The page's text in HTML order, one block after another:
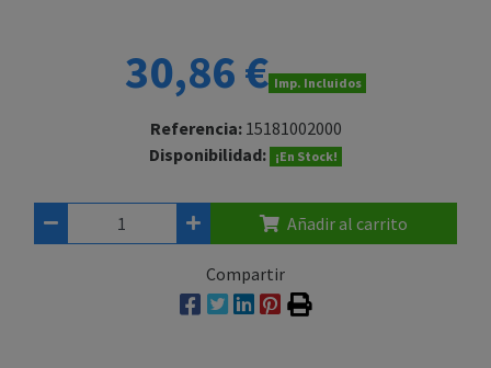
30,86 € Imp. Incluidos
Referencia: 15181002000
Disponibilidad:
¡En Stock!
Añadir al carrito
Compartir